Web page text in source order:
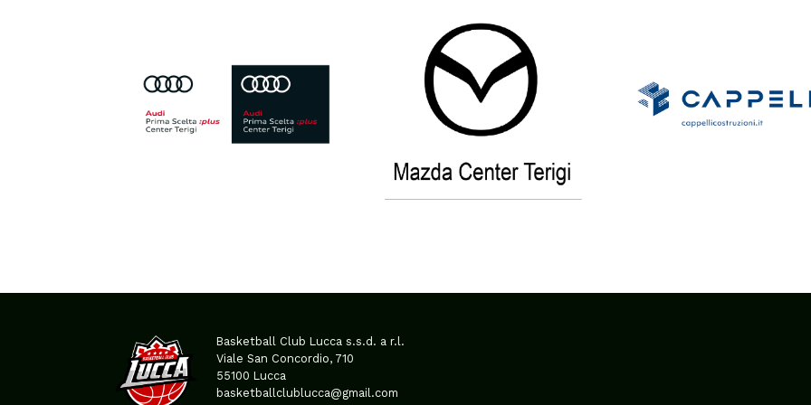
Basketball Club Lucca s.s.d. a r.l.
Viale San Concordio, 710
55100 Lucca
basketballclublucca@gmail.com